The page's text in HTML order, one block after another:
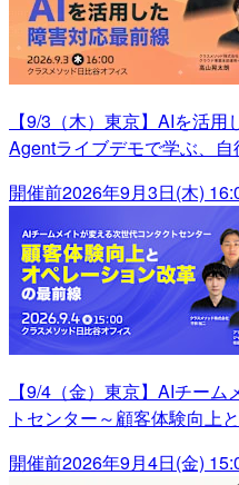
【9/3（木）東京】AIを活
Agentライブデモで学ぶ、
開催前2026年9月3日(木)
【9/4（金）東京】AIチー
トセンター～顧客体験向上
開催前2026年9月4日(金)